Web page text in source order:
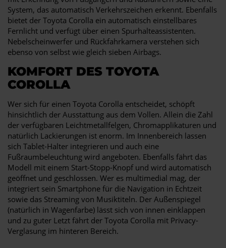
System, das automatisch Verkehrszeichen erkennt. Ebenfalls
bietet der Toyota Corolla ein automatisch einstellbares
Fernlicht und verfügt über einen Spurhalteassistenten.
Nebelscheinwerfer und Rückfahrkamera verstehen sich
ebenso von selbst wie gleich sieben Airbags.
KOMFORT DES TOYOTA
COROLLA
Wer sich für einen Toyota Corolla entscheidet, schöpft
hinsichtlich der Ausstattung aus dem Vollen. Allein die Zahl
der verfügbaren Leichtmetallfelgen, Chromapplikaturen und
natürlich Lackierungen ist enorm. Im Innenbereich lassen
sich Tablet-Halter integrieren und auch eine
Fußraumbeleuchtung wird angeboten. Ebenfalls fährt das
Modell mit einem Start-Stopp-Knopf und wird automatisch
geöffnet und geschlossen. Wer es multimedial mag, der
integriert sein Smartphone für die Navigation in Echtzeit
sowie das Streaming von Musiktiteln. Der Außenspiegel
(natürlich in Wagenfarbe) lässt sich von innen einklappen
und zu guter Letzt fährt der Toyota Corolla mit Privacy-
Verglasung im hinteren Bereich.